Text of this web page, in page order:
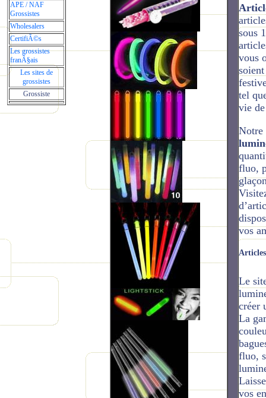
APE / NAF
Grossistes
Wholesalers
CertifiÃ©s
Les grossistes
franÃ§ais
Les sites de
grossistes
Grossiste
sous
vous
tel
vie
Notre
fluo,
vos
Le
créer
La
fluo,
vos